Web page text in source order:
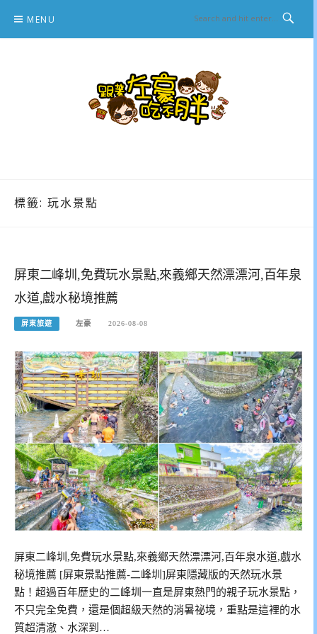
content
MENU
標籤: 玩水景點
屏東二峰圳,免費玩水景點,來義鄉天然漂漂河,百年泉
水道,戲水秘境推薦
屏東旅遊 左豪 2026-08-08
屏東二峰圳,免費玩水景點,來義鄉天然漂漂河,百年泉水道,戲水
秘境推薦 [屏東景點推薦-二峰圳]屏東隱藏版的天然玩水景
點！超過百年歷史的二峰圳一直是屏東熱門的親子玩水景點，
不只完全免費，還是個超級天然的消暑祕境，重點是這裡的水
質超清澈、水深到…